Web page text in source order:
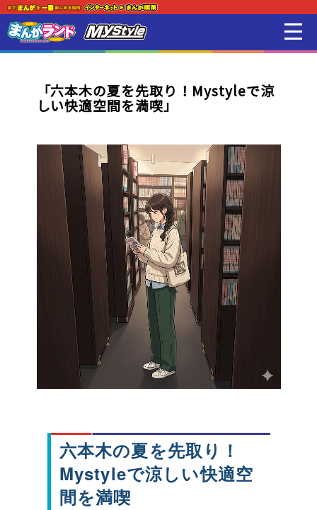
スマホアプリ紹介
オンラインゲーム
映画 / アニメ / 電子書籍
新着・オススメ情報
「六本木の夏を先取り！Mystyleで涼
しい快適空間を満喫」
六本木の夏を先取り！
Mystyleで涼しい快適空
間を満喫